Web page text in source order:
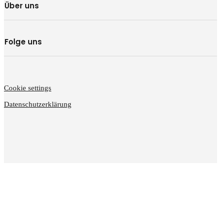
Über uns
Folge uns
Cookie settings
Datenschutzerklärung